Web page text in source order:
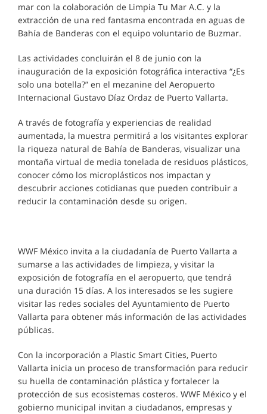
mar con la colaboración de Limpia Tu Mar A.C. y la
extracción de una red fantasma encontrada en aguas de
Bahía de Banderas con el equipo voluntario de Buzmar.
Las actividades concluirán el 8 de junio con la
inauguración de la exposición fotográfica interactiva “¿Es
solo una botella?” en el mezanine del Aeropuerto
Internacional Gustavo Díaz Ordaz de Puerto Vallarta.
A través de fotografía y experiencias de realidad
aumentada, la muestra permitirá a los visitantes explorar
la riqueza natural de Bahía de Banderas, visualizar una
montaña virtual de media tonelada de residuos plásticos,
conocer cómo los microplásticos nos impactan y
descubrir acciones cotidianas que pueden contribuir a
reducir la contaminación desde su origen.
WWF México invita a la ciudadanía de Puerto Vallarta a
sumarse a las actividades de limpieza, y visitar la
exposición de fotografía en el aeropuerto, que tendrá
una duración 15 días. A los interesados se les sugiere
visitar las redes sociales del Ayuntamiento de Puerto
Vallarta para obtener más información de las actividades
públicas.
Con la incorporación a Plastic Smart Cities, Puerto
Vallarta inicia un proceso de transformación para reducir
su huella de contaminación plástica y fortalecer la
protección de sus ecosistemas costeros. WWF México y el
gobierno municipal invitan a ciudadanos, empresas y